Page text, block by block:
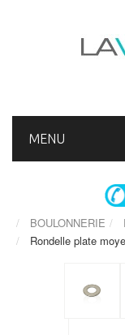
MENU
BOULONNERIE
Rondelle plate